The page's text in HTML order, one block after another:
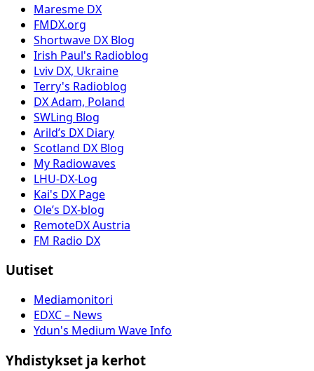
Maresme DX
FMDX.org
Shortwave DX Blog
Irish Paul's Radioblog
Lviv DX, Ukraine
Terry's Radioblog
DX Adam, Poland
SWLing Blog
Arild’s DX Diary
Scotland DX Blog
My Radiowaves
LHU-DX-Log
Kai's DX Page
Ole’s DX-blog
RemoteDX Austria
FM Radio DX
Uutiset
Mediamonitori
EDXC – News
Ydun's Medium Wave Info
Yhdistykset ja kerhot